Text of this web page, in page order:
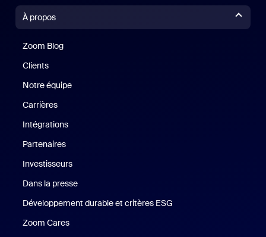
À propos
Zoom Blog
Clients
Notre équipe
Carrières
Intégrations
Partenaires
Investisseurs
Dans la presse
Développement durable et critères ESG
Zoom Cares